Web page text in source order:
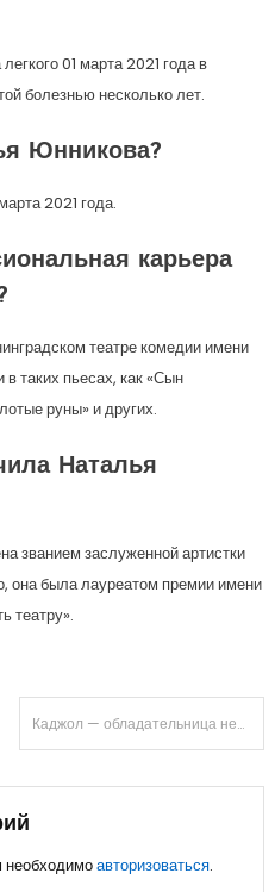
01 марта 2021 года в
болезнью несколько лет.
Юнникова?
2021 года.
карьера
театре комедии имени
таких пьесах, как «Сын
руны» и других.
Наталья
званием заслуженной артистки
она была лауреатом премии имени
театру».
Каджол — обладательница неповторимого таланта, знаменитая актриса и яркая представительница болливудской индустрии — полная биография, лучшие фильмы и известные роли, счастливая личная жизнь и влияние на современное кино
необходимоавторизоваться.